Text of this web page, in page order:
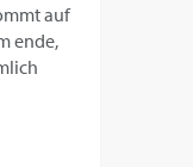
auf
ende,